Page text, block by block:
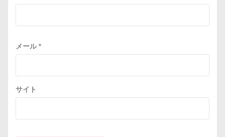
メール*
サイト